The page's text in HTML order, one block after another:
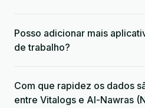
Posso adicionar mais
de trabalho?
Com que rapidez os dados
entre Vitalogs e Al-Nawras